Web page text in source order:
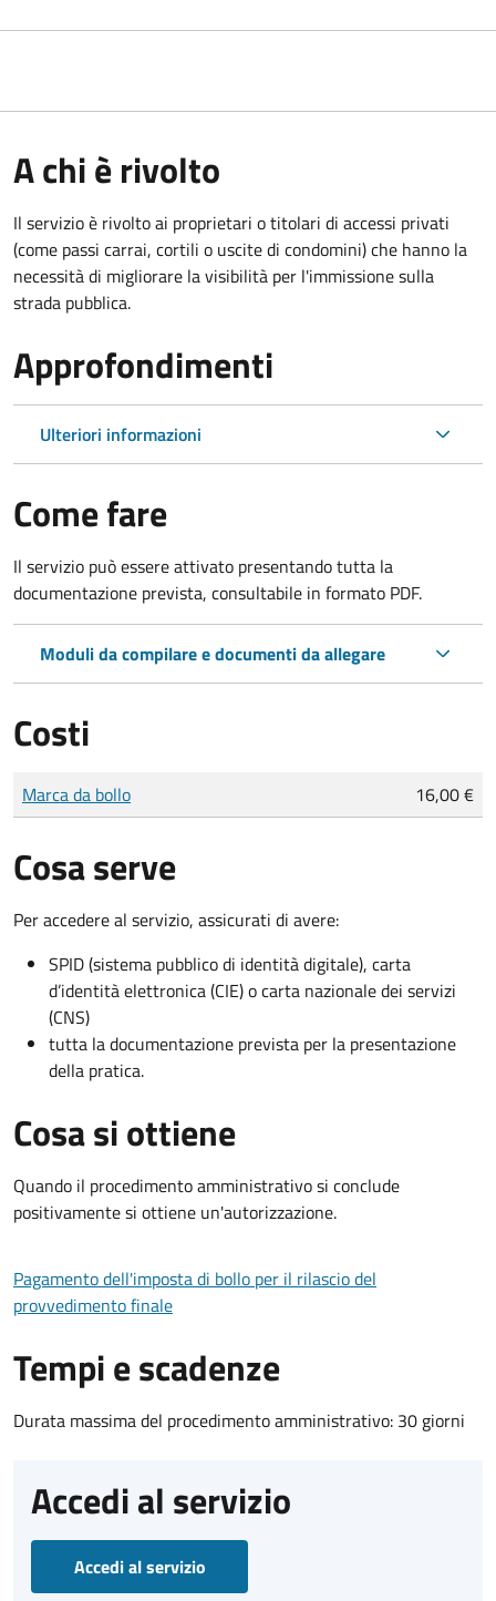
A chi è rivolto
Il servizio è rivolto ai proprietari o titolari di accessi privati
(come passi carrai, cortili o uscite di condomini) che hanno la
necessità di migliorare la visibilità per l'immissione sulla
strada pubblica.
Approfondimenti
Ulteriori informazioni
Come fare
Il servizio può essere attivato presentando tutta la
documentazione prevista, consultabile in formato PDF.
Moduli da compilare e documenti da allegare
Costi
Tipo di pagamento
Importo
Marca da bollo 16,00 €
Cosa serve
Per accedere al servizio, assicurati di avere:
SPID (sistema pubblico di identità digitale), carta
d’identità elettronica (CIE) o carta nazionale dei servizi
(CNS)
tutta la documentazione prevista per la presentazione
della pratica.
Cosa si ottiene
Quando il procedimento amministrativo si conclude
positivamente si ottiene un'autorizzazione.
Pagamento dell'imposta di bollo per il rilascio del
provvedimento finale
Tempi e scadenze
Durata massima del procedimento amministrativo: 30 giorni
Accedi al servizio
Accedi al servizio